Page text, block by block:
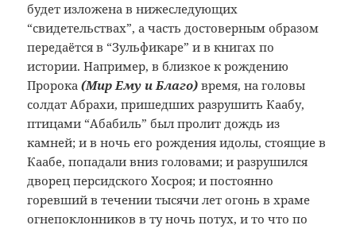
будет изложена в нижеследующих
“свидетельствах”, а часть достоверным образом
передаётся в “Зульфикаре” и в книгах по
истории. Например, в близкое к рождению
Пророка(Мир Ему и Благо) время, на головы
солдат Абрахи, пришедших разрушить Каабу,
птицами “Абабиль” был пролит дождь из
камней; и в ночь его рождения идолы, стоящие в
Каабе, попадали вниз головами; и разрушился
дворец персидского Хосроя; и постоянно
горевший в течении тысячи лет огонь в храме
огнепоклонников в ту ночь потух, и то что по